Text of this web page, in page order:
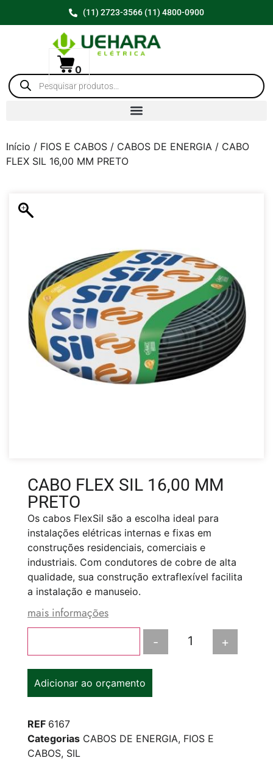
(11) 2723-3566 (11) 4800-0900
0
Início / FIOS E CABOS / CABOS DE ENERGIA / CABO
FLEX SIL 16,00 MM PRETO
CABO FLEX SIL 16,00 MM
PRETO
Os cabos FlexSil são a escolha ideal para
instalações elétricas internas e fixas em
construções residenciais, comerciais e
industriais. Com condutores de cobre de alta
qualidade, sua construção extraflexível facilita
a instalação e manuseio.
mais informações
- +
Adicionar ao orçamento
REF 6167
Categorias CABOS DE ENERGIA, FIOS E
CABOS, SIL